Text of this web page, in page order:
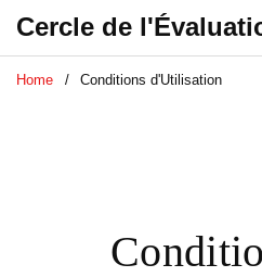
Cercle de
Home Conditions d'Utilisation